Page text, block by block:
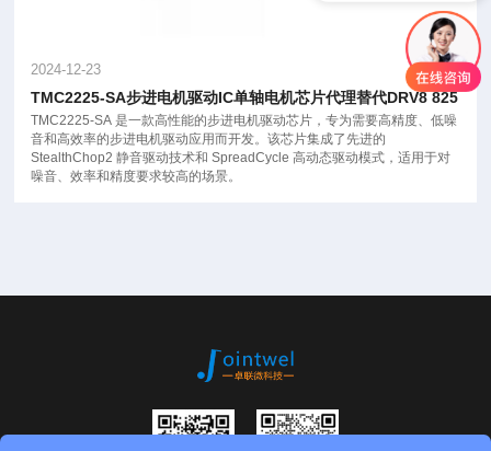
2024-12-23
TMC2225-SA步进电机驱动IC单轴电机芯片代理替代DRV8 825
TMC2225-SA 是一款高性能的步进电机驱动芯片，专为需要高精度、低噪
音和高效率的步进电机驱动应用而开发。该芯片集成了先进的
StealthChop2 静音驱动技术和 SpreadCycle 高动态驱动模式，适用于对
噪音、效率和精度要求较高的场景。